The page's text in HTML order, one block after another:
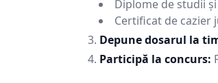
Diplome de studii
Certificat de cazier
Depune dosarul la
Participă la concurs: